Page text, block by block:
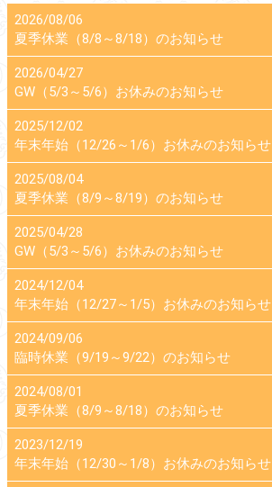
2026/08/06
夏季休業（8/8～8/18）のお知らせ
2026/04/27
GW（5/3～5/6）お休みのお知らせ
2025/12/02
年末年始（12/26～1/6）お休みのお知らせ
2025/08/04
夏季休業（8/9～8/19）のお知らせ
2025/04/28
GW（5/3～5/6）お休みのお知らせ
2024/12/04
年末年始（12/27～1/5）お休みのお知らせ
2024/09/06
臨時休業（9/19～9/22）のお知らせ
2024/08/01
夏季休業（8/9～8/18）のお知らせ
2023/12/19
年末年始（12/30～1/8）お休みのお知らせ